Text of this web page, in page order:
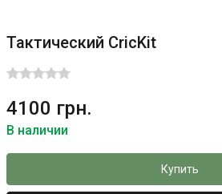
Тактический СricKit
4100 грн.
В наличии
Купить